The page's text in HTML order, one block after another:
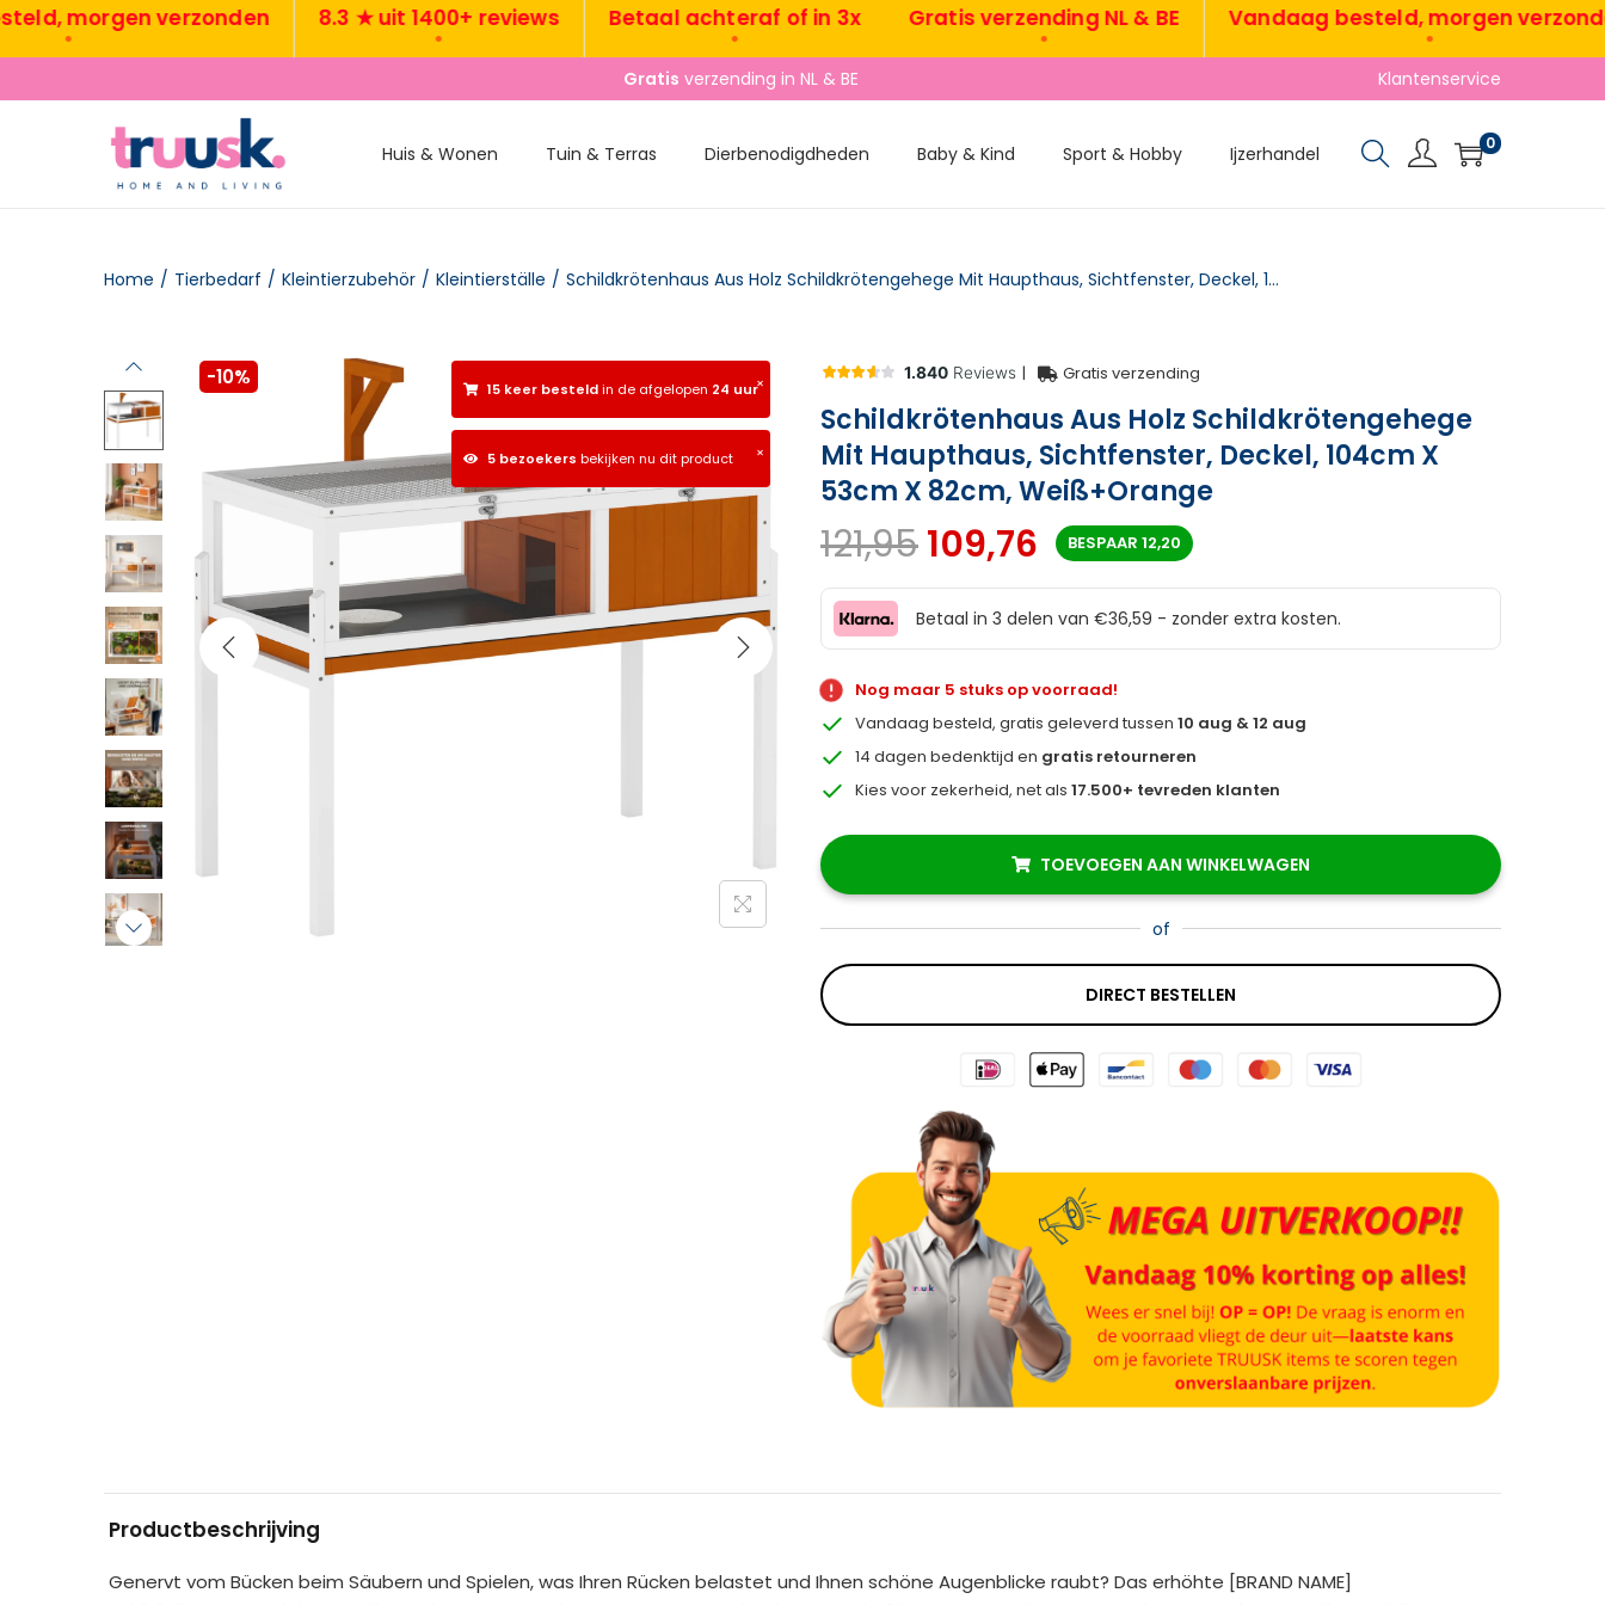
morgen verzonden 8.3 ★ uit 1400+ reviews Betaal achteraf of in 3x Gratis verzending NL & BE Vandaag besteld, morgen verzonden
Gratis verzending in NL & BE Klantenservice
Huis & Wonen Tuin & Terras Dierbenodigdheden Baby & Kind Sport & Hobby Ijzerhandel 0
Home / Tierbedarf / Kleintierzubehör / Kleintierställe / Schildkrötenhaus Aus Holz Schildkrötengehege Mit Haupthaus, Sichtfenster, Deckel, 104cm X 53cm X 82cm, Weiß+Orange
×
15 keer besteldin de afgelopen 24 uur
×
5 bezoekers bekijken nu dit product
-10% | Gratis verzending
Schildkrötenhaus Aus Holz Schildkrötengehege
Mit Haupthaus, Sichtfenster, Deckel, 104cm X
53cm X 82cm, Weiß+Orange
121,95109,76 BESPAAR 12,20
Betaal in 3 delen van €36,59 - zonder extra kosten.
Nog maar 5 stuks op voorraad!
Vandaag besteld, gratis geleverd tussen10 aug & 12 aug
14 dagen bedenktijd en gratis retourneren
Kies voor zekerheid, net als17.500+ tevreden klanten
TOEVOEGEN AAN WINKELWAGEN
of
DIRECT BESTELLEN
r
Productbeschrijving
Genervt vom Bücken beim Säubern und Spielen, was Ihren Rücken belastet und Ihnen schöne Augenblicke raubt? Das erhöhte [BRAND NAME]